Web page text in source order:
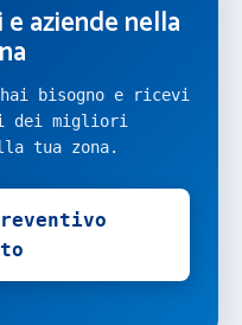
aziende nella
bisogno e ricevi
dei migliori
tua zona.